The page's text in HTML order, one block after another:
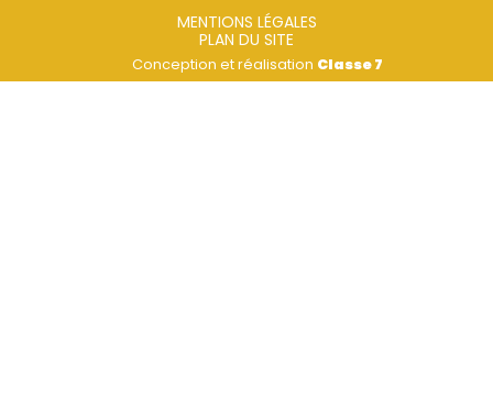
MENTIONS LÉGALES
PLAN DU SITE
Conception et réalisation Classe 7